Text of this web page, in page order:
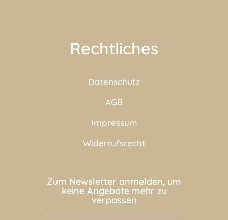
Rechtliches
Datenschutz
AGB
Impressum
Widerrufsrecht
Zum Newsletter anmelden, um
keine Angebote mehr zu
verpassen